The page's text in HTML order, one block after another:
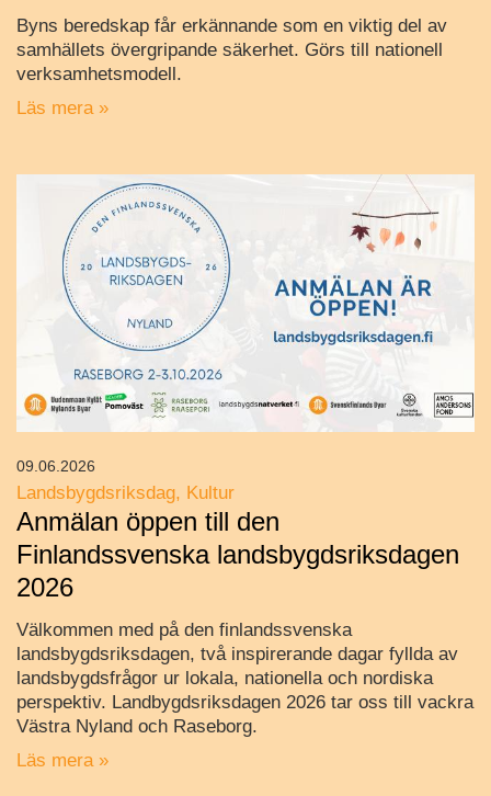
Byns beredskap får erkännande som en viktig del av
samhällets övergripande säkerhet. Görs till nationell
verksamhetsmodell.
Läs mera »
Landsbygdsriksdag Kultur
Anmälan öppen till den
Finlandssvenska landsbygdsriksdagen
2026
Välkommen med på den finlandssvenska
landsbygdsriksdagen, två inspirerande dagar fyllda av
landsbygdsfrågor ur lokala, nationella och nordiska
perspektiv. Landbygdsriksdagen 2026 tar oss till vackra
Västra Nyland och Raseborg.
Läs mera »
09.06.2026